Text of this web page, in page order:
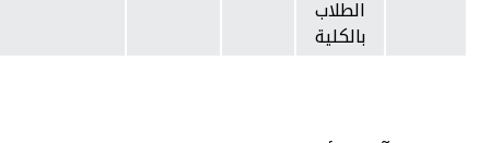
الطلاب
بالكلية